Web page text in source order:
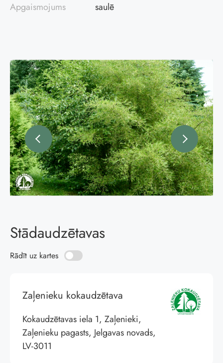
Apgaismojums
saulē
Stādaudzētavas
Rādīt uz kartes
Zaļenieku kokaudzētava
Kokaudzētavas iela 1, Zaļenieki,
Zaļenieku pagasts, Jelgavas novads,
LV-3011